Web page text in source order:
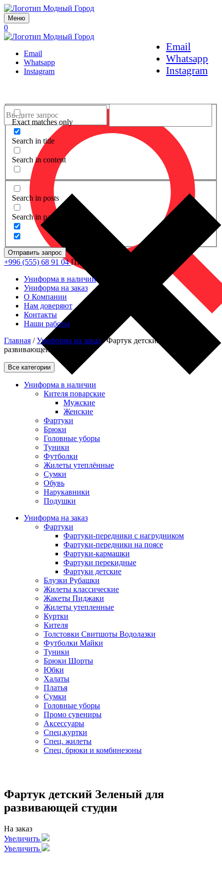
Меню
0
Email
Whatsapp
Instagram
Email
Whatsapp
Instagram
Exact matches only
Search in title
Search in content
Search in posts
Search in pages
Отправить запрос
+996 (555) 68 91 04ПН - ПТ: 09.00 - 18.00
Униформа в наличии
Униформа на заказ
О Компании
Нам доверяют
Контакты
Наши работы
Главная /Униформа на заказ /Фартук детский Зеленый для
развивающей студии
Все категории
Униформа в наличии
Кителя поварские
Мужские
Женские
Фартуки
Брюки
Головные уборы
Туники
Футболки
Жилеты утеплённые
Сумки
Обувь
Нарукавники
Подушки
Униформа на заказ
Фартуки
Фартуки-передники с нагрудником
Фартуки-передники на поясе
Фартуки-кармашки
Фартуки перекидные
Фартуки детские
Блузки Рубашки
Жилеты классические
Жакеты Пиджаки
Жилеты утепленные
Куртки
Кителя
Толстовки Свитшоты Водолазки
Футболки Майки
Туники
Брюки Шорты
Юбки
Халаты
Платья
Сумки
Головные уборы
Промо сувениры
Аксессуары
Спец.куртки
Спец. жилеты
Спец. брюки и комбинезоны
Фартук детский Зеленый для
развивающей студии
На заказ
Увеличить
Увеличить